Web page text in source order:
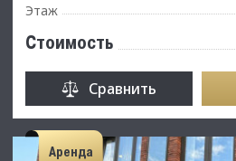
Этаж
Стоимость
Сравнить
Аренда